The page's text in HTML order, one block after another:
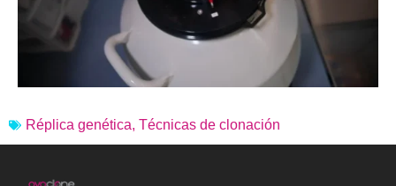
Réplica genética, Técnicas de clonación